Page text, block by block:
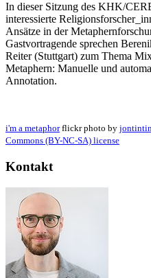
In dieser Sitzung des KHK/
interessierte
Ansätze in der
Gastvortragende sprechen
Reiter (Stuttgart) zum Thema
Metaphern: Manuelle und
Annotation.
i'm a metaphorflickr photo by
Commons (BY-NC-SA) license
Kontakt